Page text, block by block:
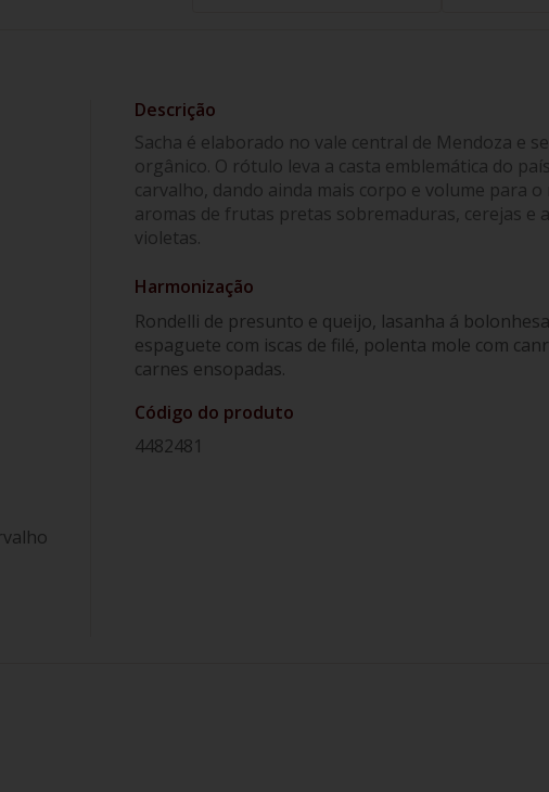
Sacha é elaborado no vale central de Mendoza e
orgânico. O rótulo leva a casta emblemática do
carvalho, dando ainda mais corpo e volume para
aromas de frutas pretas sobremaduras, cerejas e
violetas.
Harmonização
Rondelli de presunto e queijo, lasanha á
espaguete com iscas de filé, polenta mole com
carnes ensopadas.
Código do produto
4482481